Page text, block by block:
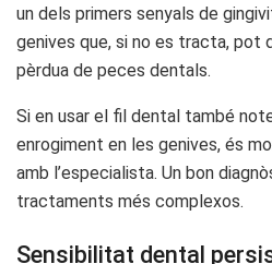
un dels primers senyals de
genives que, si no es tracta, pot
pèrdua de peces dentals.
Si en usar el fil dental també
enrogiment en les genives, és
amb l’especialista. Un bon
tractaments més complexos.
Sensibilitat dental